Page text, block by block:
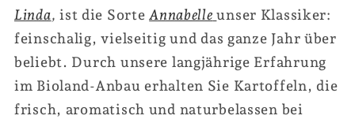
Linda, ist die Sorte Annabelle unser Klassiker:
feinschalig, vielseitig und das ganze Jahr über
beliebt. Durch unsere langjährige Erfahrung
im Bioland-Anbau erhalten Sie Kartoffeln, die
frisch, aromatisch und naturbelassen bei